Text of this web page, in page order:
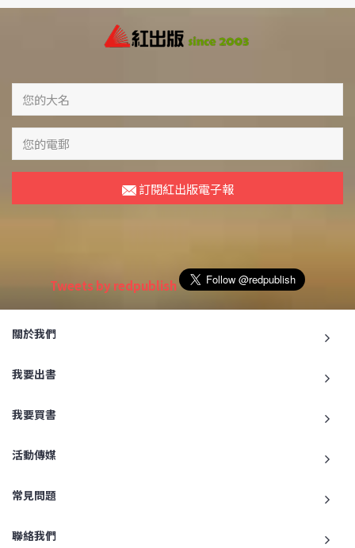
訂閱紅出版電子報
Tweets by redpublish
關於我們
我要出書
我要買書
活動傳媒
常見問題
聯絡我們